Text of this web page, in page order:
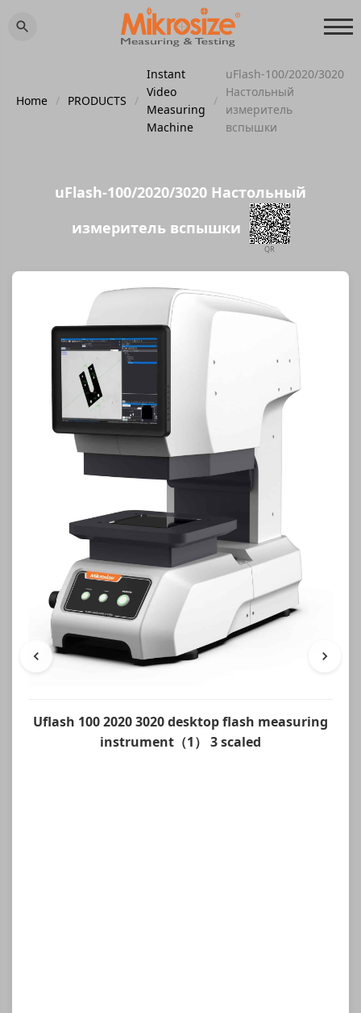
Home / PRODUCTS /
Instant
Video
Measuring
Machine
/
uFlash-100/2020/3020
Настольный
измеритель
вспышки
uFlash-100/2020/3020 Настольный
измеритель вспышки
QR
Uflash 100 2020 3020 desktop flash measuring
instrument（1） 3 scaled